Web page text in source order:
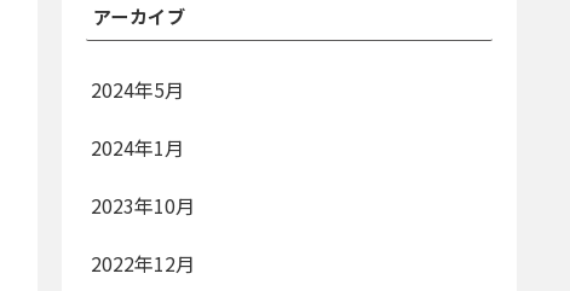
アーカイブ
2024年5月
2024年1月
2023年10月
2022年12月